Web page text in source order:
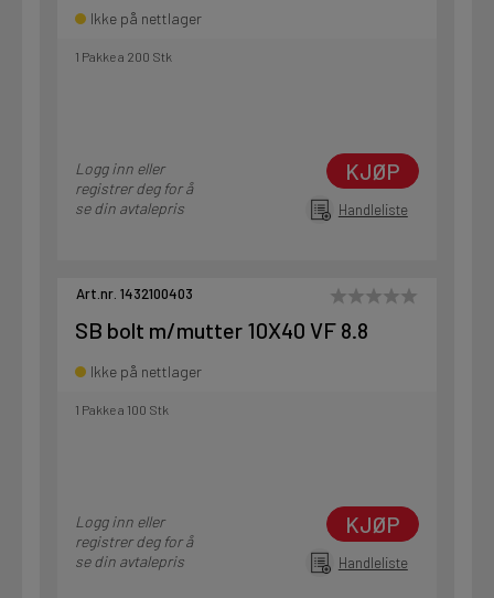
Ikke på nettlager
1 Pakke a 200 Stk
Logg inn eller
registrer deg for å
se din avtalepris
KJØP
Handleliste
Art.nr. 1432100403
SB bolt m/mutter 10X40 VF 8.8
Ikke på nettlager
1 Pakke a 100 Stk
Logg inn eller
registrer deg for å
se din avtalepris
KJØP
Handleliste